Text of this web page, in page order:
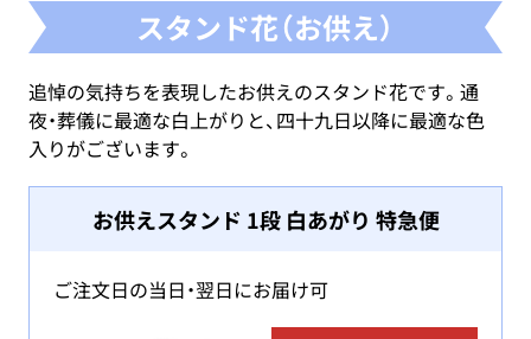
スタンド花（お供え）
追悼の気持ちを表現したお供えのスタンド花です。通
夜・葬儀に最適な白上がりと、四十九日以降に最適な色
入りがございます。
お供えスタンド 1段 白あがり 特急便
ご注文日の当日・翌日にお届け可